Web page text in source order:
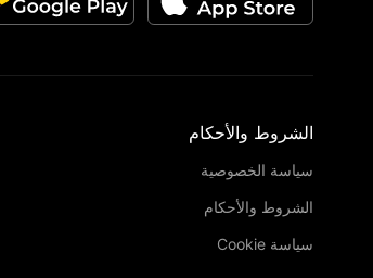
الشروط والأحكام
سياسة الخصوصية
الشروط والأحكام
سياسة Cookie